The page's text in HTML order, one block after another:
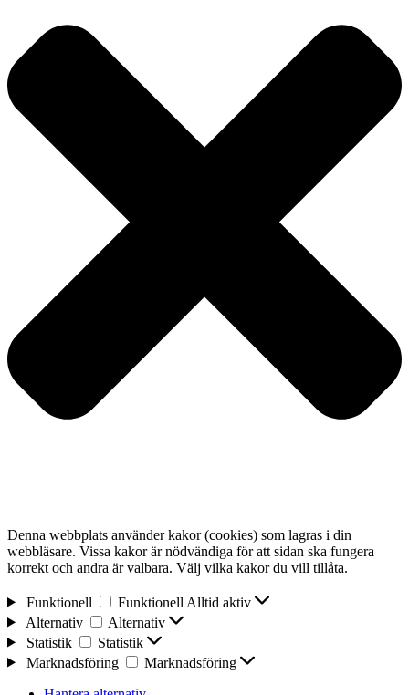
Denna webbplats använder kakor (cookies) som lagras i din
webbläsare. Vissa kakor är nödvändiga för att sidan ska fungera
korrekt och andra är valbara. Välj vilka kakor du vill tillåta.
Funktionell Funktionell Alltid aktiv
Alternativ
Alternativ
Statistik
Statistik
Marknadsföring
Marknadsföring